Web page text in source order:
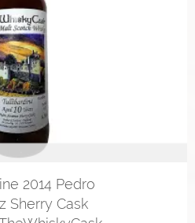
2014 Pedro
Sherry Cask